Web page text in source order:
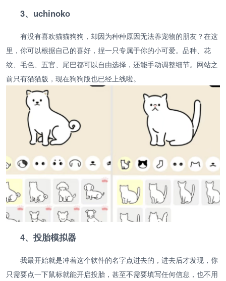
3、uchinoko
有没有喜欢猫猫狗狗，却因为种种原因无法养宠物的朋友？在这
里，你可以根据自己的喜好，捏一只专属于你的小可爱。品种、花
纹、毛色、五官、尾巴都可以自由选择，还能手动调整细节。网站之
前只有猫猫版，现在狗狗版也已经上线啦。
4、投胎模拟器
我最开始就是冲着这个软件的名字点进去的，进去后才发现，你
只需要点一下鼠标就能开启投胎，甚至不需要填写任何信息，也不用